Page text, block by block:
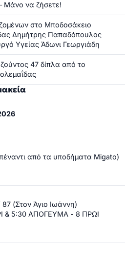
Μάνο να ζήσετε!
στο Μποδοσάκειο
Δημήτρης Παπαδόπουλος
Υγείας Άδωνι Γεωργιάδη
47 δίπλα από το
από τα υποδήματα Migato)
(Στον Άγιο Ιωάννη)
& 5:30 ΑΠΟΓΕΥΜΑ - 8 ΠΡΩΙ